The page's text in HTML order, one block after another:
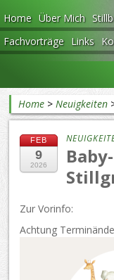
Home Über Mich
Fachvorträge Links
Home >Neuigkeiten
FEB
9
2026
Zur Vorinfo:
Achtung